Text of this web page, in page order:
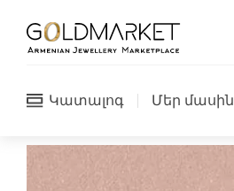
Կատալոգ Մեր մասին